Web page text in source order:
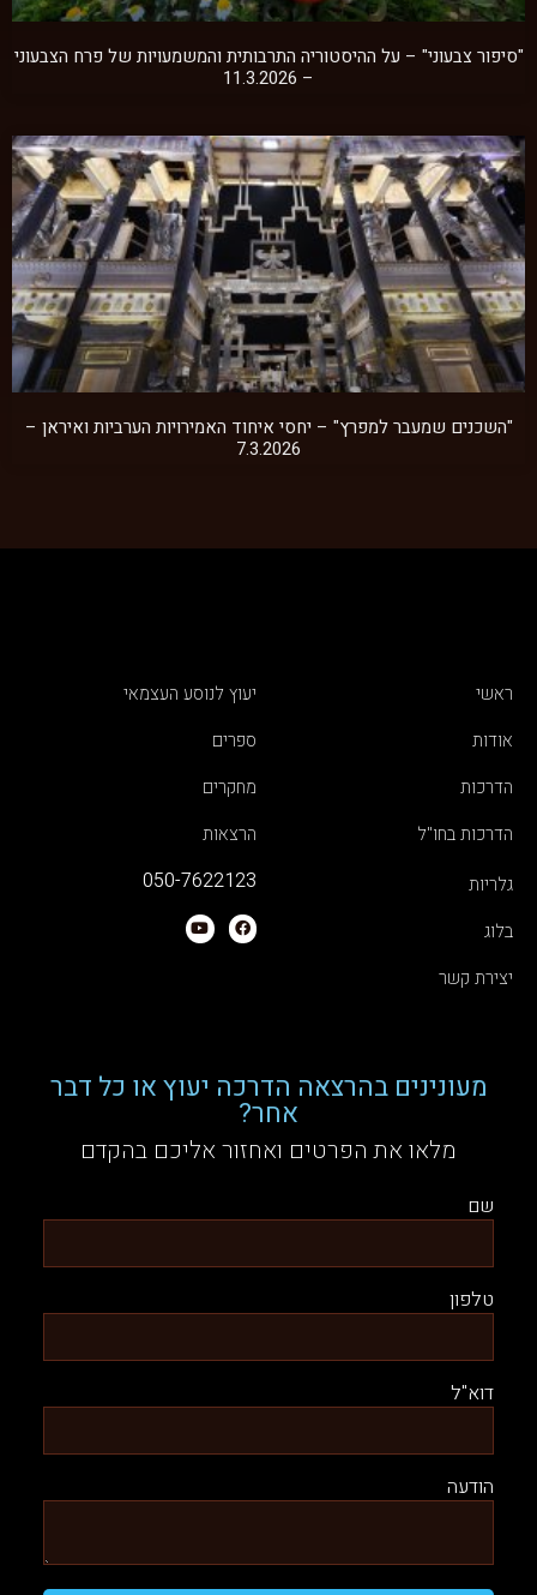
"סיפור צבעוני" – על ההיסטוריה התרבותית והמשמעויות של פרח הצבעוני
– 11.3.2026
"השכנים שמעבר למפרץ" – יחסי איחוד האמירויות הערביות ואיראן –
7.3.2026
ראשי
אודות
הדרכות
הדרכות בחו"ל
יעוץ לנוסע העצמאי
ספרים
מחקרים
הרצאות
גלריות
בלוג
יצירת קשר
050-7622123
מעונינים בהרצאה הדרכה יעוץ או כל דבר
אחר?
מלאו את הפרטים ואחזור אליכם בהקדם
שם
טלפון
דוא"ל
הודעה